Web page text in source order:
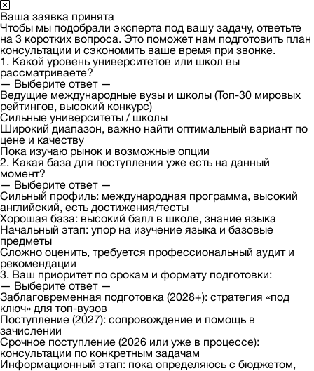
Ваша заявка принята
Чтобы мы подобрали эксперта под вашу задачу, ответьте
на 3 коротких вопроса. Это поможет нам подготовить план
консультации и сэкономить ваше время при звонке.
1. Какой уровень университетов или школ вы
рассматриваете?
— Выберите ответ —
Ведущие международные вузы и школы (Топ-30 мировых
рейтингов, высокий конкурс)
Сильные университеты / школы
Широкий диапазон, важно найти оптимальный вариант по
цене и качеству
Пока изучаю рынок и возможные опции
2. Какая база для поступления уже есть на данный
момент?
— Выберите ответ —
Сильный профиль: международная программа, высокий
английский, есть достижения/тесты
Хорошая база: высокий балл в школе, знание языка
Начальный этап: упор на изучение языка и базовые
предметы
Сложно оценить, требуется профессиональный аудит и
рекомендации
3. Ваш приоритет по срокам и формату подготовки:
— Выберите ответ —
Заблаговременная подготовка (2028+): стратегия «под
ключ» для топ-вузов
Поступление (2027): сопровождение и помощь в
зачислении
Срочное поступление (2026 или уже в процессе):
консультации по конкретным задачам
Информационный этап: пока определяюсь с бюджетом,